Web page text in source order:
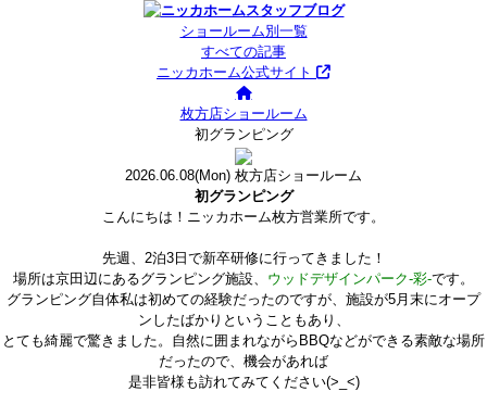
ショールーム別一覧
すべての記事
ニッカホーム公式サイト
枚方店ショールーム
初グランピング
2026.06.08(Mon) 枚方店ショールーム
初グランピング
こんにちは！ニッカホーム枚方営業所です。
先週、2泊3日で新卒研修に行ってきました！
場所は京田辺にあるグランピング施設、 ウッドデザインパーク-彩-です。
グランピング自体私は初めての経験だったのですが、施設が5月末にオープ
ンしたばかりということもあり、
とても綺麗で驚きました。自然に囲まれながらBBQなどができる素敵な場所
だったので、機会があれば
是非皆様も訪れてみてください(>_<)